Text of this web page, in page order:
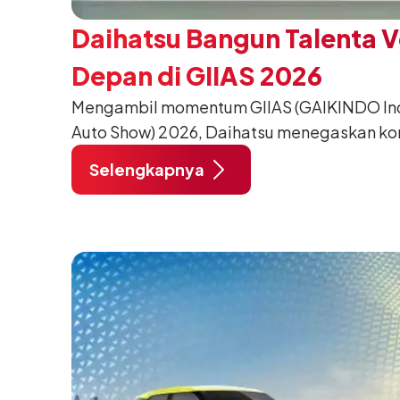
Daihatsu Bangun Talenta
Depan di GIIAS 2026
Mengambil momentum GIIAS (GAIKINDO
Auto Show) 2026, Daihatsu menegaskan
meningkatkan kualitas SDM (Sumber Daya
pendidikan vokasi bertema “Bersama
pada 5 Agustus 2026.
Selengkapnya